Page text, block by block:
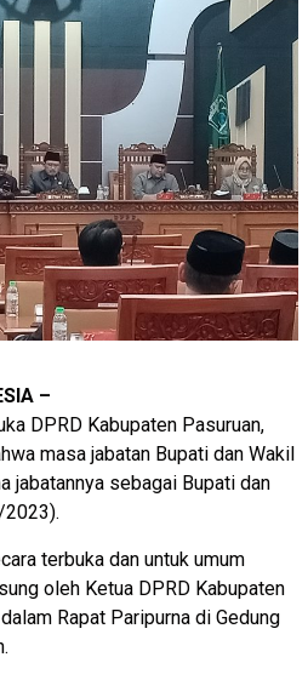
–
DPRD Kabupaten Pasuruan,
masa jabatan Bupati dan Wakil
jabatannya sebagai Bupati dan
terbuka dan untuk umum
oleh Ketua DPRD Kabupaten
Rapat Paripurna di Gedung